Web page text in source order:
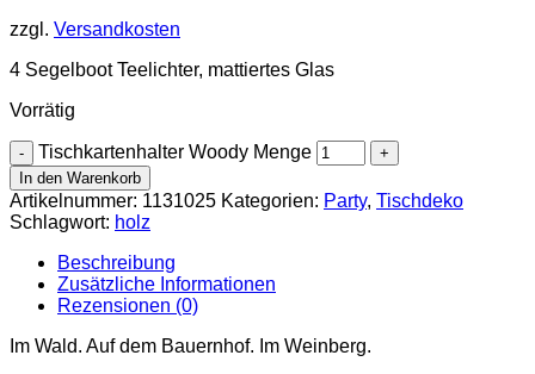
zzgl. Versandkosten
4 Segelboot Teelichter, mattiertes Glas
Vorrätig
Tischkartenhalter Woody Menge
In den Warenkorb
Artikelnummer: 1131025 Kategorien: Party, Tischdeko
Schlagwort: holz
Beschreibung
Zusätzliche Informationen
Rezensionen (0)
Im Wald. Auf dem Bauernhof. Im Weinberg.